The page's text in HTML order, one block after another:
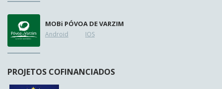
MOBi PÓVOA DE VARZIM
Android IOS
PROJETOS COFINANCIADOS